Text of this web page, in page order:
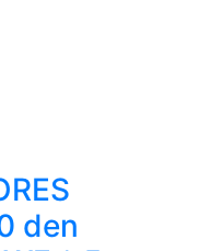
den